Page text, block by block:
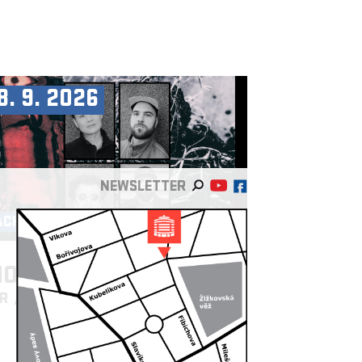
9. 2026
& PALÁC AKROPOLIS
& MC DÄLEK
/AT
NEWSLETTER